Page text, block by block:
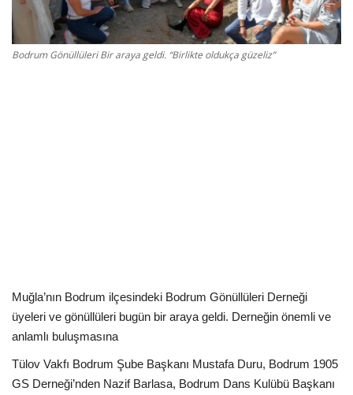
Bodrum Trafik Yoğunluk Haritası
Turizm
Sağlık
Ekonomi
Gündem
Bodrum Gönüllüleri Bir araya geldi. “Birlikte oldukça güzeliz”
Muğla’nın Bodrum ilçesindeki Bodrum Gönüllüleri Derneği
üyeleri ve gönüllüleri bugün bir araya geldi. Derneğin önemli ve
anlamlı buluşmasına
Tülov Vakfı Bodrum Şube Başkanı Mustafa Duru, Bodrum 1905
GS Derneği’nden Nazif Barlasa, Bodrum Dans Kulübü Başkanı